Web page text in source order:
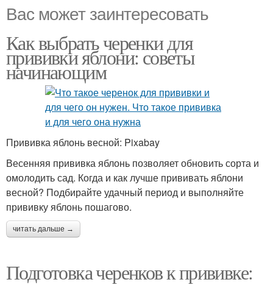
Вас может заинтересовать
Как выбрать черенки для
прививки яблони: советы
начинающим
Прививка яблонь весной: Pixabay
Весенняя прививка яблонь позволяет обновить сорта и
омолодить сад. Когда и как лучше прививать яблони
весной? Подбирайте удачный период и выполняйте
прививку яблонь пошагово.
читать дальше →
Подготовка черенков к прививке: